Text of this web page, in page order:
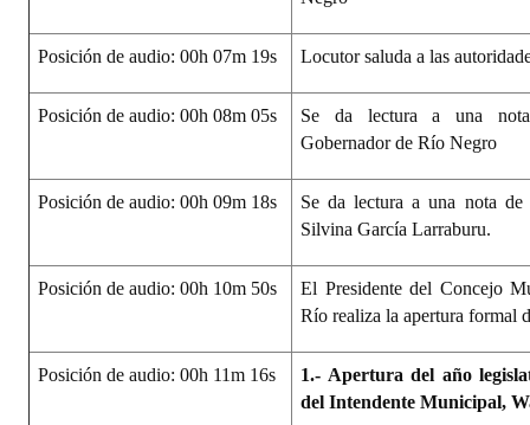
Posición de audio: 00h 07m 19s Locutor saluda a las
Posición de audio: 00h 08m 05s
Se da lectura a una
Gobernador de Río Negro
Posición de audio: 00h 09m 18s
Se da lectura a una nota de
Silvina García Larraburu.
Posición de audio: 00h 10m 50s
El Presidente del Concejo
Río realiza la apertura formal
Posición de audio: 00h 11m 16s
1.- Apertura del año
del Intendente Municipal,